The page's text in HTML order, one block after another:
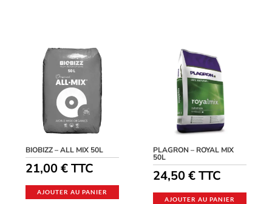
BIOBIZZ – ALL MIX 50L
21,00€ TTC
AJOUTER AU PANIER
PLAGRON – ROYAL MIX
50L
24,50€TTC
AJOUTER AU PANIER